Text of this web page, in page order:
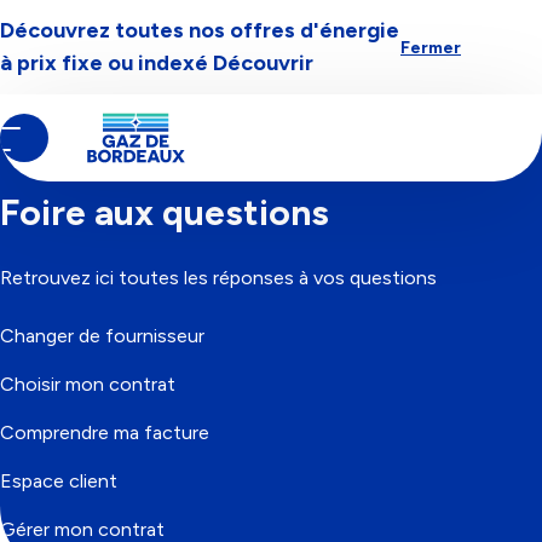
Aller à la navigation Aller au contenuAller au pied-de-page
Découvrez toutes nos offres d'énergie
à prix fixe ou indexé Découvrir
Fermer
Contenu
principal
d'Ariane
Accueil
Foire aux questions
Retrouvez ici toutes les réponses à vos questions
Changer de fournisseur
Choisir mon contrat
Comprendre ma facture
Espace client
Gérer mon contrat